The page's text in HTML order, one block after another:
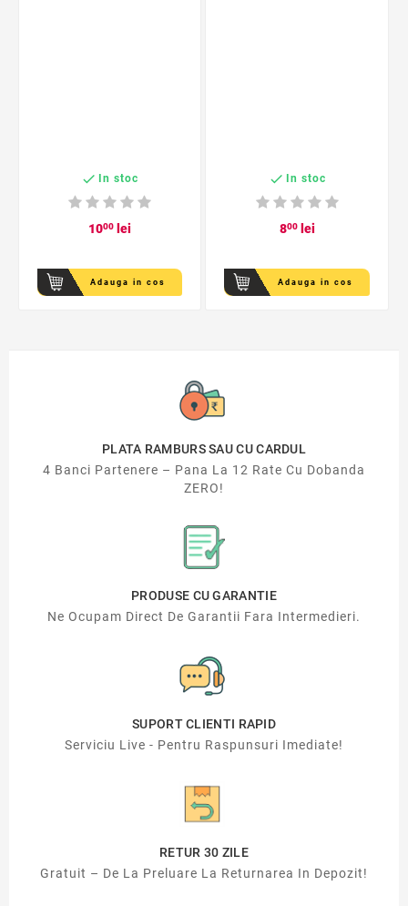
 In stoc
1000lei
Adauga in cos
 In stoc
800lei
Adauga in cos
PLATA RAMBURS SAU CU CARDUL
4 Banci Partenere – Pana La 12 Rate Cu Dobanda
ZERO!
PRODUSE CU GARANTIE
Ne Ocupam Direct De Garantii Fara Intermedieri.
SUPORT CLIENTI RAPID
Serviciu Live - Pentru Raspunsuri Imediate!
RETUR 30 ZILE
Gratuit – De La Preluare La Returnarea In Depozit!